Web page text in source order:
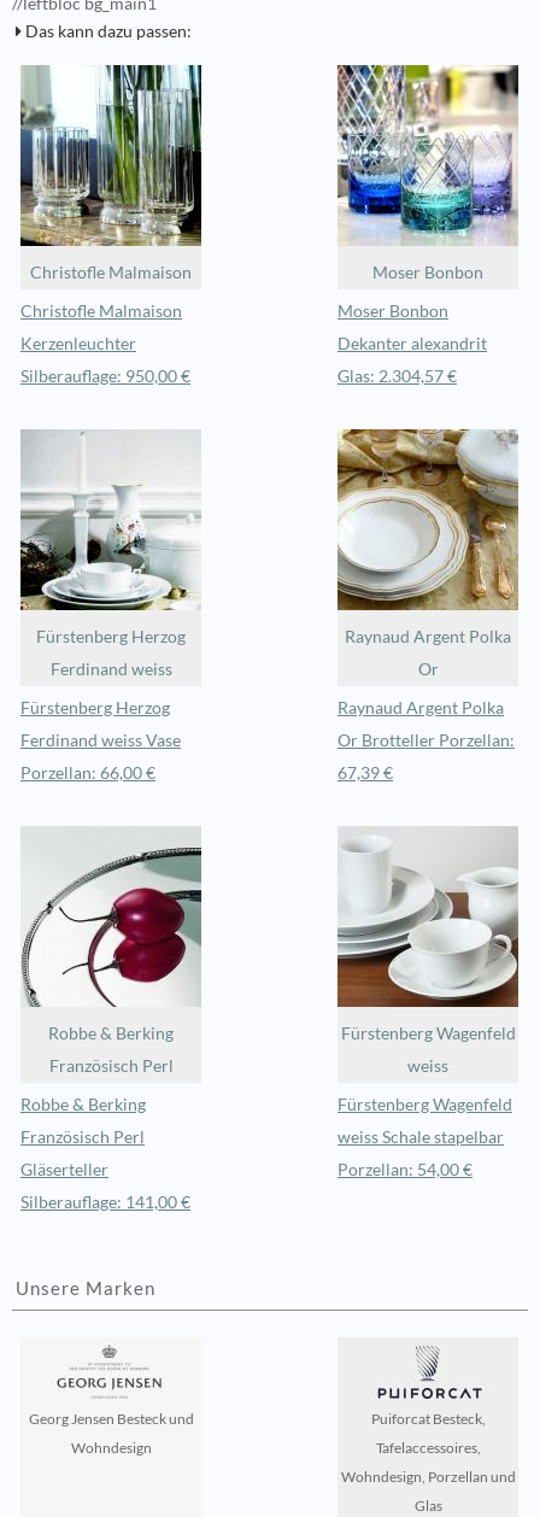
//leftbloc bg_main1
Das kann dazu passen:
Christofle Malmaison
Christofle Malmaison
Kerzenleuchter
Silberauflage: 950,00 €
Moser Bonbon
Moser Bonbon
Dekanter alexandrit
Glas: 2.304,57 €
Fürstenberg Herzog
Ferdinand weiss
Fürstenberg Herzog
Ferdinand weiss Vase
Porzellan: 66,00 €
Raynaud Argent Polka
Or
Raynaud Argent Polka
Or Brotteller Porzellan:
67,39 €
Robbe & Berking
Französisch Perl
Robbe & Berking
Französisch Perl
Gläserteller
Silberauflage: 141,00 €
Fürstenberg Wagenfeld
weiss
Fürstenberg Wagenfeld
weiss Schale stapelbar
Porzellan: 54,00 €
Unsere Marken
Georg Jensen Besteck und
Wohndesign
Puiforcat Besteck,
Tafelaccessoires,
Wohndesign, Porzellan und
Glas